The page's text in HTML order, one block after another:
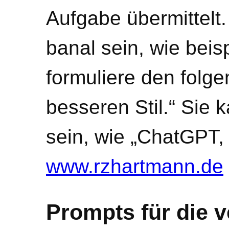
Aufgabe
banal sein, wie
formuliere den
besseren Stil.“ Sie
sein, wie
www.rzhartmann.de
Prompts für die